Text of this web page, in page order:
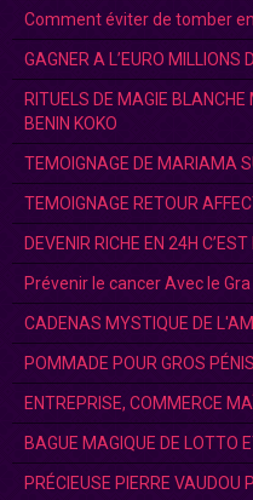
Comment éviter de tomber
GAGNER A L’EURO MILLIONS
RITUELS DE MAGIE
BENIN KOKO
TEMOIGNAGE DE MARIAMA
TEMOIGNAGE RETOUR
DEVENIR RICHE EN 24H C’EST
Prévenir le cancer Avec le Gra
CADENAS MYSTIQUE DE
POMMADE POUR GROS
ENTREPRISE, COMMERCE
BAGUE MAGIQUE DE LOTTO
PRÉCIEUSE PIERRE VAUDOU